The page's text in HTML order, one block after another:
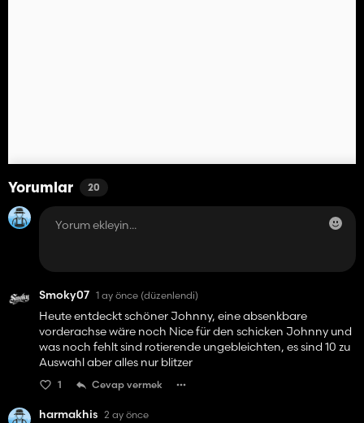
Yorumlar 20
Smoky07 1 ay önce (düzenlendi)
Heute entdeckt schöner Johnny, eine absenkbare
vorderachse wäre noch Nice für den schicken Johnny und
was noch fehlt sind rotierende ungebleichten, es sind 10 zu
Auswahl aber alles nur blitzer
1 Cevap vermek
harmakhis 2 ay önce